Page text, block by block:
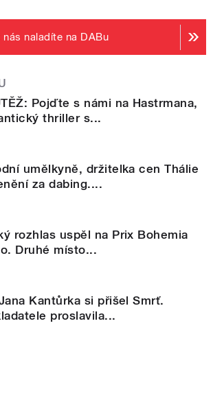
nás naladíte na DABu
Pojďte s námi na Hastrmana,
thriller s...
umělkyně, držitelka cen Thálie
za dabing....
rozhlas uspěl na Prix Bohemia
Druhé místo...
Kantůrka si přišel Smrť.
proslavila...